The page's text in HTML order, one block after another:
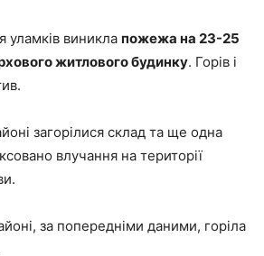
уламків виникла пожежа на 23-25
житлового будинку. Горів і
загорілися склад та ще одна
влучання на території
за попередніми даними, горіла